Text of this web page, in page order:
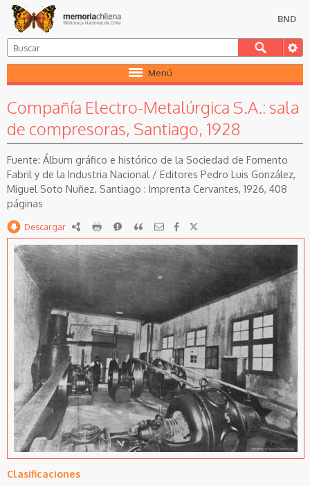
BND
Menú
Compañía Electro-Metalúrgica S.A.: sala
de compresoras, Santiago, 1928
Álbum gráfico e histórico de la Sociedad de Fomento
Fabril y de la Industria Nacional / Editores Pedro Luis González,
Miguel Soto Nuñez. Santiago : Imprenta Cervantes, 1926, 408
páginas
Descargar RDF imprimirReportarCitar
Clasificaciones